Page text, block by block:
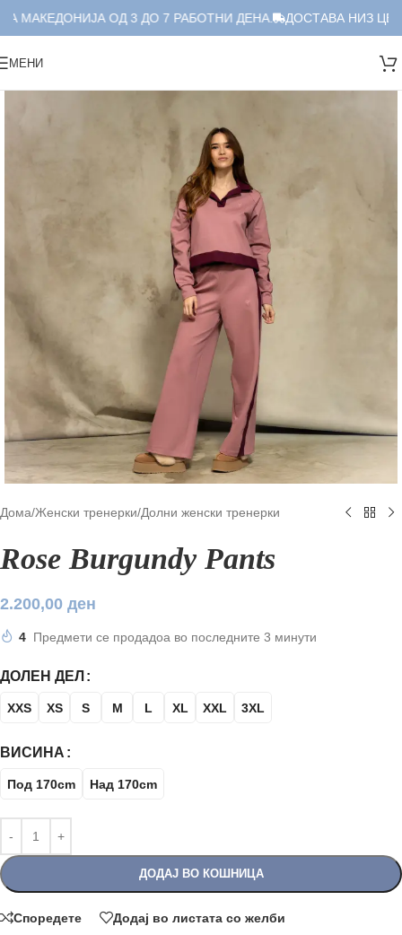
МАКЕДОНИЈА ОД 3 ДО 7 РАБОТНИ ДЕНА. ДОСТАВА НИЗ
МЕНИ
Дома/Женски тренерки/Долни женски тренерки
Rose Burgundy Pants
2.200,00 ден
4 Предмети се продадоа во последните 3 минути
ДОЛЕН ДЕЛ
XXS XS S M L XL XXL 3XL
ВИСИНА
Под 170cm Над 170cm
ДОДАЈ ВО КОШНИЦА
Споредете Додај во листата со желби